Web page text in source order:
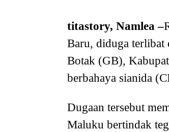
titastory, Namlea –
Baru, diduga terlibat
Botak (GB),
berbahaya sianida
Dugaan tersebut
Maluku bertindak